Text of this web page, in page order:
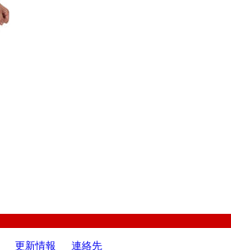
更新情報 連絡先